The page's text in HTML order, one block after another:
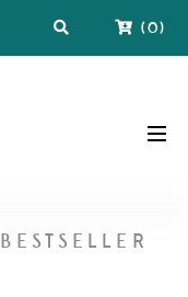
(0)
BESTSELLER